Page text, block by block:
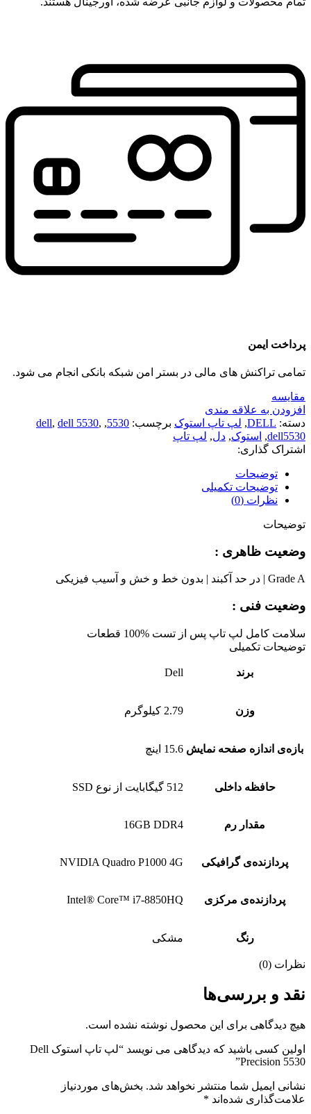
پرداخت ایمن
تمامی تراکنش های مالی در بستر امن شبکه بانکی انجام می شود.
مقايسه
افزودن به علاقه مندی
دسته: DELL
, لپ تاپ استوک برچسب: 5530
,
dell, dell 5530,
dell5530
, استوک, دل, لپ تاپ
اشتراک گذاری:
توضیحات
توضیحات تکمیلی
نظرات (0)
توضیحات
وضعیت ظاهری :
Grade A | در حد آکبند | بدون خط و خش و آسیب فیزیکی
وضعیت فنی :
سلامت کامل لپ تاپ پس از تست %100 قطعات
توضیحات تکمیلی
برند Dell
وزن 2.79 کیلوگرم
بازه‌ی اندازه صفحه نمایش 15.6 اینچ
حافظه داخلی 512 گیگابایت از نوع SSD
مقدار رم 16GB DDR4
پردازنده‌ی گرافیکی NVIDIA Quadro P1000 4G
پردازنده‌ی مرکزی Intel® Core™ i7-8850HQ
رنگ مشکی
نظرات (0)
نقد و بررسی‌ها
هیچ دیدگاهی برای این محصول نوشته نشده است.
اولین کسی باشید که دیدگاهی می نویسد “لپ تاپ استوک Dell
Precision 5530”
نشانی ایمیل شما منتشر نخواهد شد. بخش‌های موردنیاز
علامت‌گذاری شده‌اند *